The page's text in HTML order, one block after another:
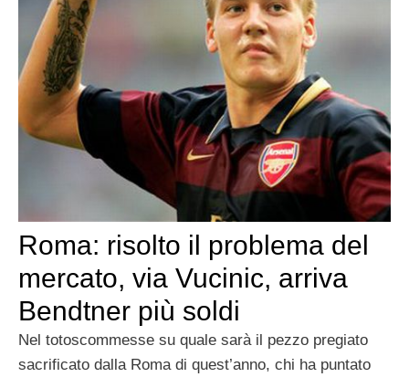
Roma: risolto il problema del
mercato, via Vucinic, arriva
Bendtner più soldi
Nel totoscommesse su quale sarà il pezzo pregiato
sacrificato dalla Roma di quest’anno, chi ha puntato